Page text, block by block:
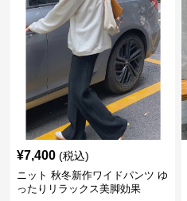
¥7,400 (税込)
ニット 秋冬新作ワイドパンツ ゆ
ったりリラックス美脚効果